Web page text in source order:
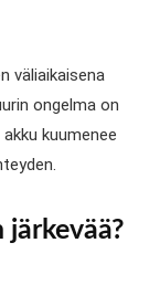
väliaikaisena
ongelma on
kuumenee